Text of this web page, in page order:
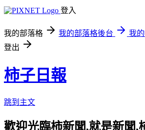
登入
我的部落格 我的部落格後台
我
登出
柿子日報
跳到主文
歡迎光臨柿新聞,就是新聞,